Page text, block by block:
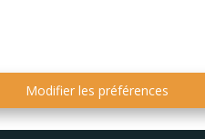
Modifier les préférences